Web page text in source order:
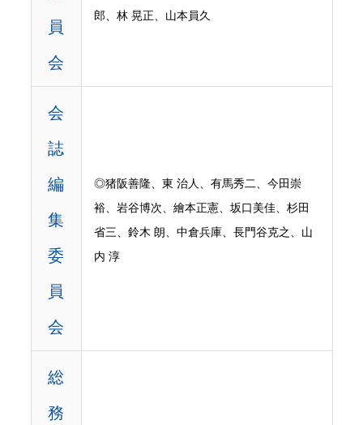
員
会
郎、林 晃正、山本員久
会
誌
編
集
委
員
会
◎猪阪善隆、東 治人、有馬秀二、今田崇
裕、岩谷博次、繪本正憲、坂口美佳、杉田
省三、鈴木 朗、中倉兵庫、長門谷克之、山
内 淳
総
務